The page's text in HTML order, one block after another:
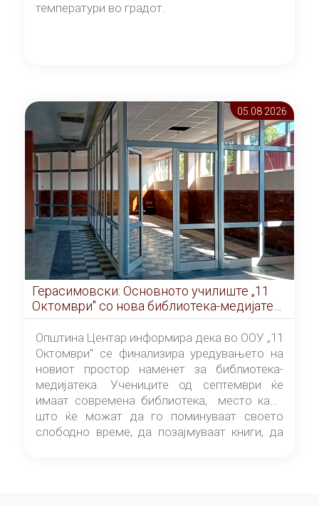
температури во градот.
05.08 2026
Герасимовски: Основното училиште „11
Октомври" со нова библиотека-медијатека
од септември
Општина Центар информира дека во ООУ „11
Октомври" се финализира уредувањето на
новиот простор наменет за библиотека-
медијатека. Учениците од септември ќе
имаат современа библиотека, место каде
што ќе можат да го поминуваат своето
слободно време, да позајмуваат книги, да